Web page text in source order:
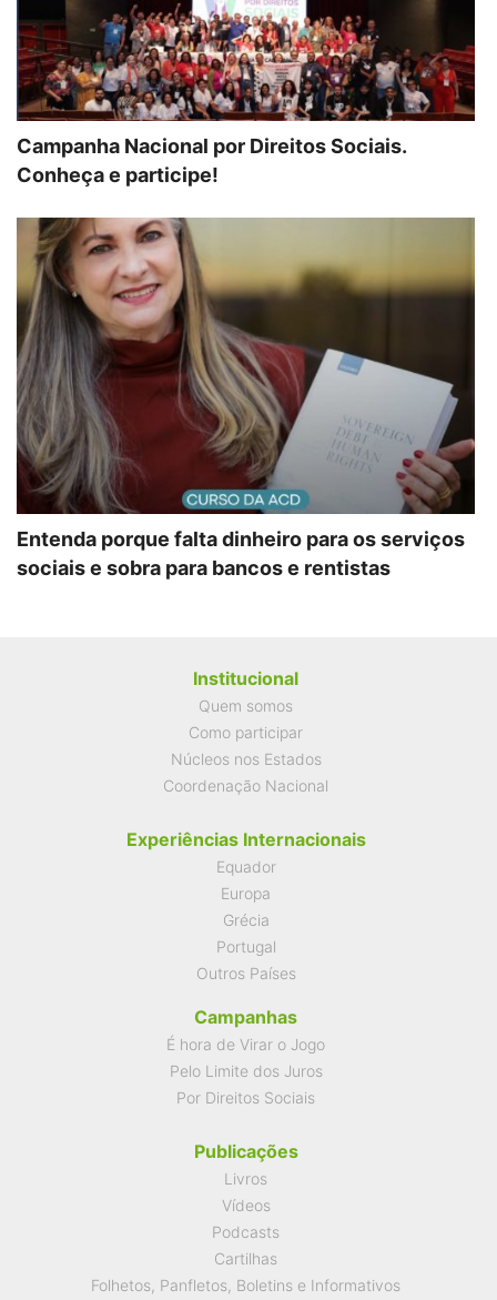
Campanha Nacional por Direitos Sociais.
Conheça e participe!
Entenda porque falta dinheiro para os serviços
sociais e sobra para bancos e rentistas
Institucional
Quem somos
Como participar
Núcleos nos Estados
Coordenação Nacional
Experiências Internacionais
Equador
Europa
Grécia
Portugal
Outros Países
Campanhas
É hora de Virar o Jogo
Pelo Limite dos Juros
Por Direitos Sociais
Publicações
Livros
Vídeos
Podcasts
Cartilhas
Folhetos, Panfletos, Boletins e Informativos